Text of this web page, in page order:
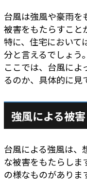
台風は強風や豪雨を
被害をもたらすこと
特に、住宅において
分と言えるでしょう。
ここでは、台風によ
るのか、具体的に見
強風による被害
台風による強風は、
な被害をもたらしま
の様なものがありま